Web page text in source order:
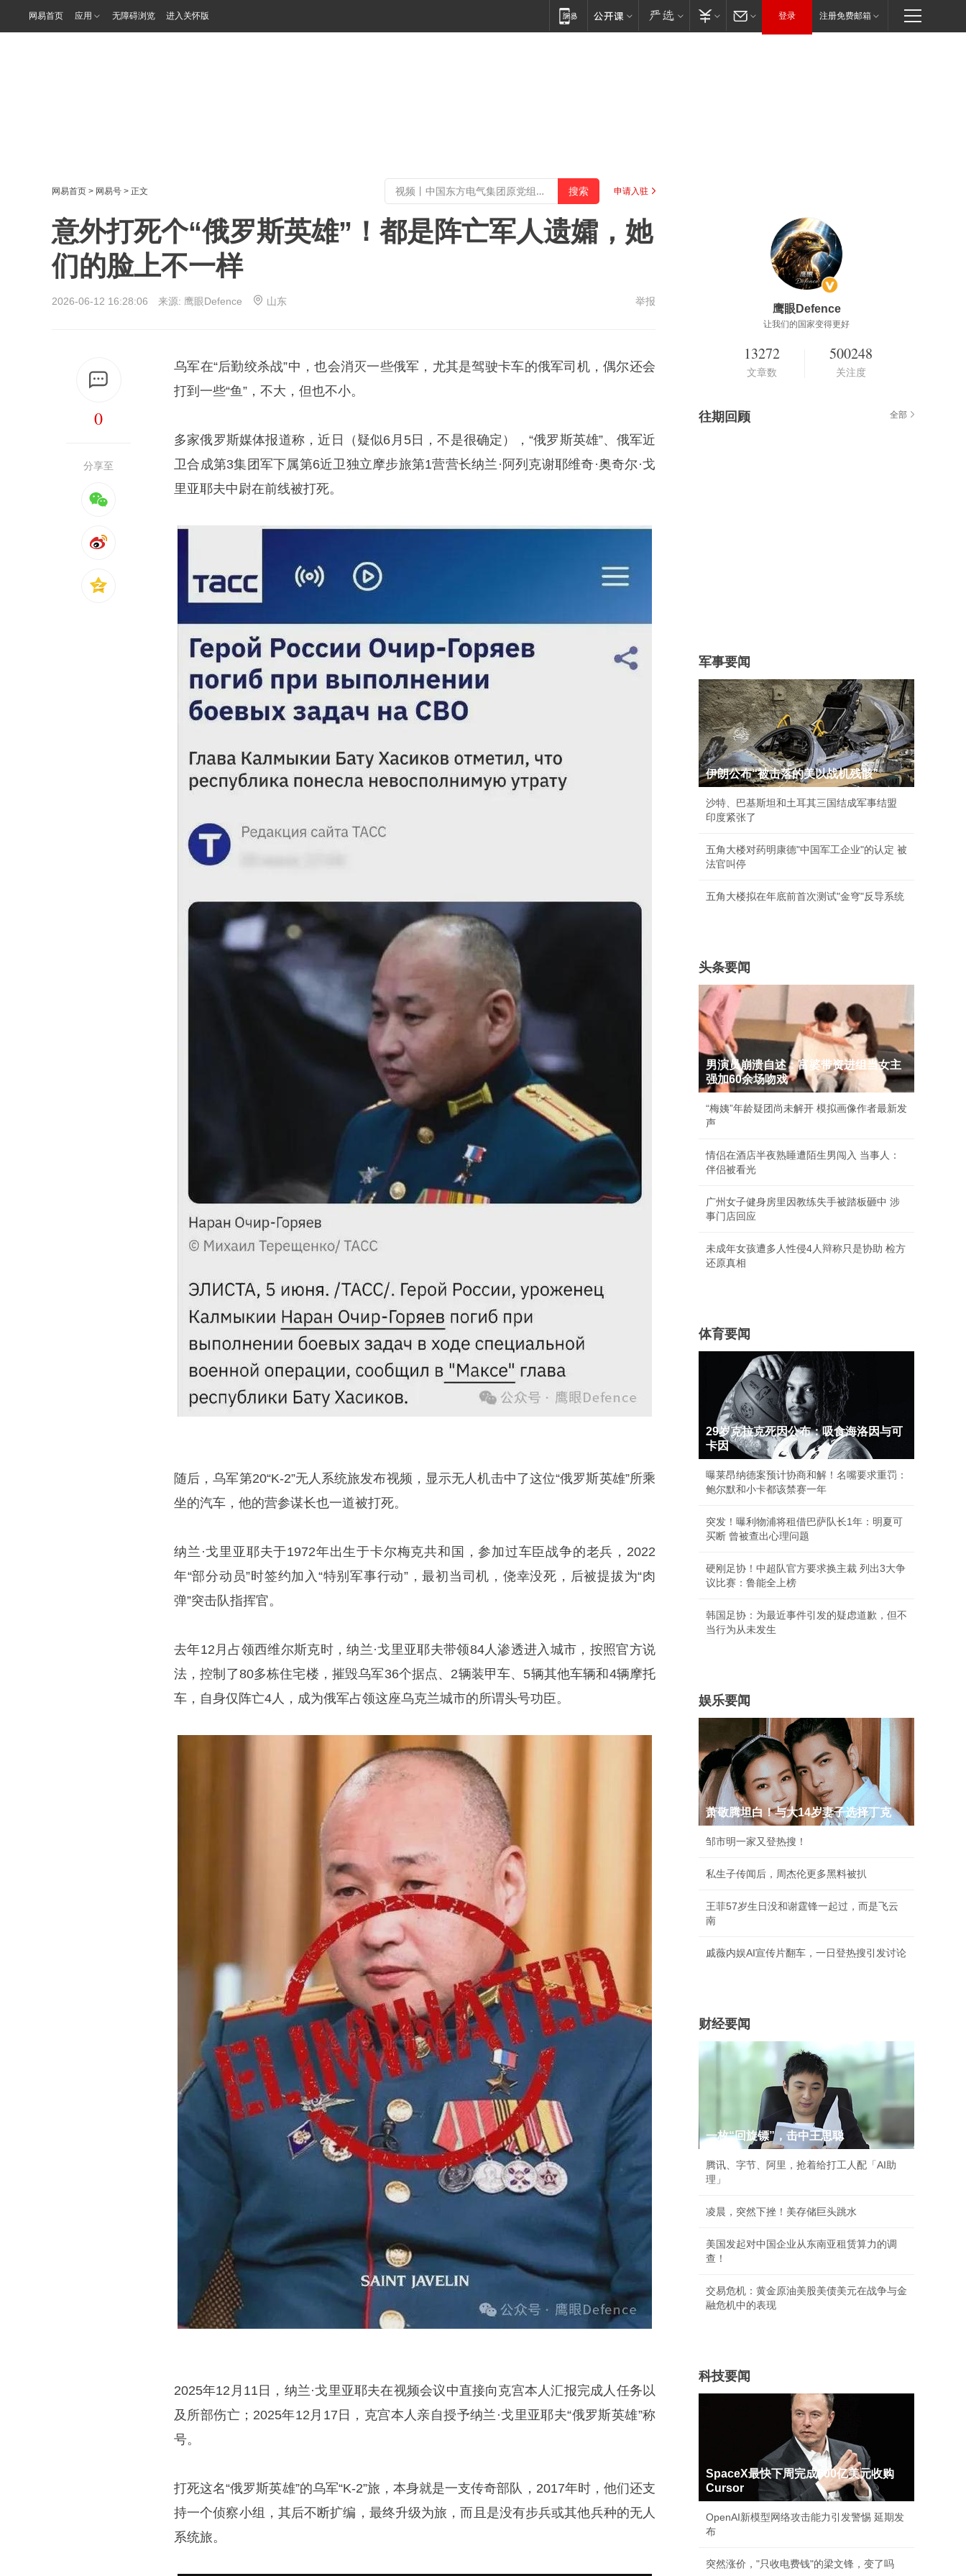
网易首页 应用 无障碍浏览 进入关怀版 登录 注册免费邮箱
网易首页 > 网易号 > 正文 申请入驻
意外打死个“俄罗斯英雄”！都是阵亡军人遗孀，她
们的脸上不一样
2026-06-12 16:28:06 来源: 鹰眼Defence 山东 举报
0
分享至
乌军在“后勤绞杀战”中，也会消灭一些俄军，尤其是驾驶卡车的俄军司机，偶尔还会
打到一些“鱼”，不大，但也不小。
多家俄罗斯媒体报道称，近日（疑似6月5日，不是很确定），“俄罗斯英雄”、俄军近
卫合成第3集团军下属第6近卫独立摩步旅第1营营长纳兰·阿列克谢耶维奇·奥奇尔·戈
里亚耶夫中尉在前线被打死。
随后，乌军第20“K-2”无人系统旅发布视频，显示无人机击中了这位“俄罗斯英雄”所乘
坐的汽车，他的营参谋长也一道被打死。
纳兰·戈里亚耶夫于1972年出生于卡尔梅克共和国，参加过车臣战争的老兵，2022
年“部分动员”时签约加入“特别军事行动”，最初当司机，侥幸没死，后被提拔为“肉
弹”突击队指挥官。
去年12月占领西维尔斯克时，纳兰·戈里亚耶夫带领84人渗透进入城市，按照官方说
法，控制了80多栋住宅楼，摧毁乌军36个据点、2辆装甲车、5辆其他车辆和4辆摩托
车，自身仅阵亡4人，成为俄军占领这座乌克兰城市的所谓头号功臣。
2025年12月11日，纳兰·戈里亚耶夫在视频会议中直接向克宫本人汇报完成人任务以
及所部伤亡；2025年12月17日，克宫本人亲自授予纳兰·戈里亚耶夫“俄罗斯英雄”称
号。
打死这名“俄罗斯英雄”的乌军“K-2”旅，本身就是一支传奇部队，2017年时，他们还支
持一个侦察小组，其后不断扩编，最终升级为旅，而且是没有步兵或其他兵种的无人
系统旅。
鹰眼Defence
让我们的国家变得更好
13272
文章数
500248
关注度
往期回顾 全部
军事要闻
伊朗公布“被击落的美以战机残骸”
沙特、巴基斯坦和土耳其三国结成军事结盟
印度紧张了
五角大楼对药明康德"中国军工企业"的认定 被
法官叫停
五角大楼拟在年底前首次测试"金穹"反导系统
头条要闻
男演员崩溃自述：富婆带资进组当女主
强加60余场吻戏
“梅姨”年龄疑团尚未解开 模拟画像作者最新发
声
情侣在酒店半夜熟睡遭陌生男闯入 当事人：
伴侣被看光
广州女子健身房里因教练失手被踏板砸中 涉
事门店回应
未成年女孩遭多人性侵4人辩称只是协助 检方
还原真相
体育要闻
29岁克拉克死因公布：吸食海洛因与可
卡因
曝莱昂纳德案预计协商和解！名嘴要求重罚：
鲍尔默和小卡都该禁赛一年
突发！曝利物浦将租借巴萨队长1年：明夏可
买断 曾被查出心理问题
硬刚足协！中超队官方要求换主裁 列出3大争
议比赛：鲁能全上榜
韩国足协：为最近事件引发的疑虑道歉，但不
当行为从未发生
娱乐要闻
萧敬腾坦白！与大14岁妻子选择丁克
邹市明一家又登热搜！
私生子传闻后，周杰伦更多黑料被扒
王菲57岁生日没和谢霆锋一起过，而是飞云
南
戚薇内娱AI宣传片翻车，一日登热搜引发讨论
财经要闻
一枚“回旋镖”，击中王思聪
腾讯、字节、阿里，抢着给打工人配「AI助
理」
凌晨，突然下挫！美存储巨头跳水
美国发起对中国企业从东南亚租赁算力的调
查！
交易危机：黄金原油美股美债美元在战争与金
融危机中的表现
科技要闻
SpaceX最快下周完成600亿美元收购
Cursor
OpenAI新模型网络攻击能力引发警惕 延期发
布
突然涨价，"只收电费钱"的梁文锋，变了吗